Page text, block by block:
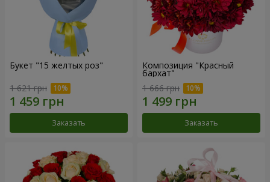
Букет "15 желтых роз"
1 621 грн
Заказать
Композиция "Красный
бархат"
1 666 грн
Заказать